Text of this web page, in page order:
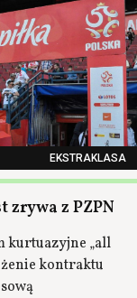
EKSTRAKLASA
zrywa z PZPN
kurtuazyjne „all
kontraktu